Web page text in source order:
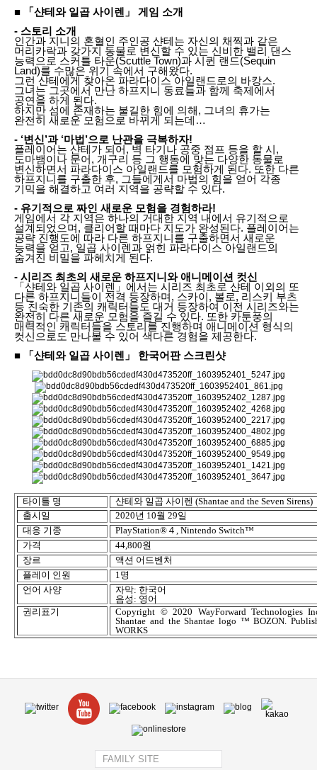
■ 「샨테와 일곱 사이렌」 게임 소개
- 스토리 소개
인간과 지니의 혼혈인 주인공 샨테는 자신의 채찍과 같은
머리카락과 갖가지 동물로 변신할 수 있는 신비한 밸리 댄스
능력으로 스커틀 타운(Scuttle Town)과 시퀸 랜드(Sequin
Land)를 수많은 위기 속에서 구해왔다.
그런 샨테에게 찾아온 파라다이스 아일랜드로의 바캉스.
그녀는 그곳에서 만난 하프지니 동료들과 함께 축제에서
공연을 하게 된다.
하지만 섬에 존재하는 불길한 힘에 의해, 그녀의 휴가는
완전히 새로운 모험으로 바뀌게 되는데…
- ‘변신’과 ‘마법’으로 난관을 극복하자!
플레이어는 샨테가 되어, 벽 타기나 공중 점프 등을 할 시,
도마뱀이나 문어, 개구리 등 그 행동에 맞는 다양한 동물로
변신하면서 파라다이스 아일랜드를 모험하게 된다. 또한 다른
하프지니를 구출한 후, 그들에게서 마법의 힘을 얻어 각종
기믹을 해결하고 여러 지역을 공략할 수 있다.
- 유기적으로 짜인 새로운 모험을 경험하라!
게임에서 각 지역은 하나의 거대한 지역 내에서 유기적으로
설계되었으며, 클리어할 때마다 지도가 완성된다. 플레이어는
공략 진행도에 따라 다른 하프지니를 구출하면서 새로운
능력을 얻고, 일곱 사이렌과 얽힌 파라다이스 아일랜드의
숨겨진 비밀을 파헤치게 된다.
- 시리즈 최초의 새로운 하프지니와 애니메이션 컷신
「샨테와 일곱 사이렌」에서는 시리즈 최초로 샨테 이외의 또
다른 하프지니들이 전격 등장하며, 스카이, 볼로, 리스키 부츠
등 친숙한 기존의 캐릭터들도 대거 등장하여 이전 시리즈와는
완전히 다른 새로운 모험을 즐길 수 있다. 또한 카툰풍의
매력적인 캐릭터들을 스토리를 진행하며 애니메이션 형식의
컷신으로도 만나볼 수 있어 색다른 경험을 제공한다.
■ 「샨테와 일곱 사이렌」 한국어판 스크린샷
타이틀 명 샨테와 일곱 사이렌(Shantae and the Seven Sirens)
출시 일 2020년 10월29일
대응 기종
PlayStation® ４ , Nintendo Switch™
가격
44,800원
장르
액션 어드벤처
플레이 인원
1 명
언어 사양 자막: 한국어
음성 : 영어
권리표기
Copyright © 2020 WayForward Technologies
Shantae and the Shantae logo ™ BOZON.
WORKS
FAMILY SITE